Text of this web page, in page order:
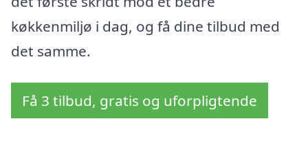
køkkenmiljø i dag, og få dine tilbud med
det samme.
Få 3 tilbud, gratis og uforpligtende